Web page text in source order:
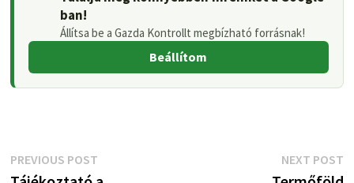
ban!
Állítsa be a Gazda Kontrollt megbízható forrásnak!
Beállítom
Bejegyzés
PREVIOUS POSTPrevious
NEXT POST